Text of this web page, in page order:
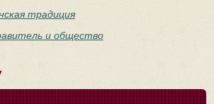
традиция
и общество